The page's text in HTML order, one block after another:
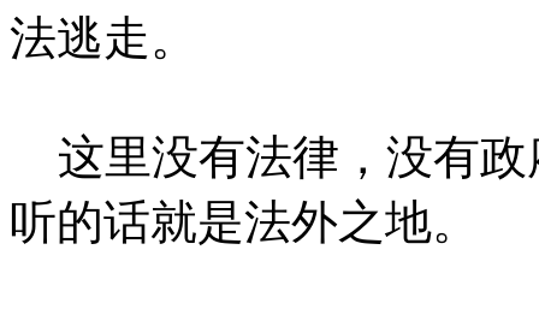
法逃走。
这里没有法律，没有政
听的话就是法外之地。